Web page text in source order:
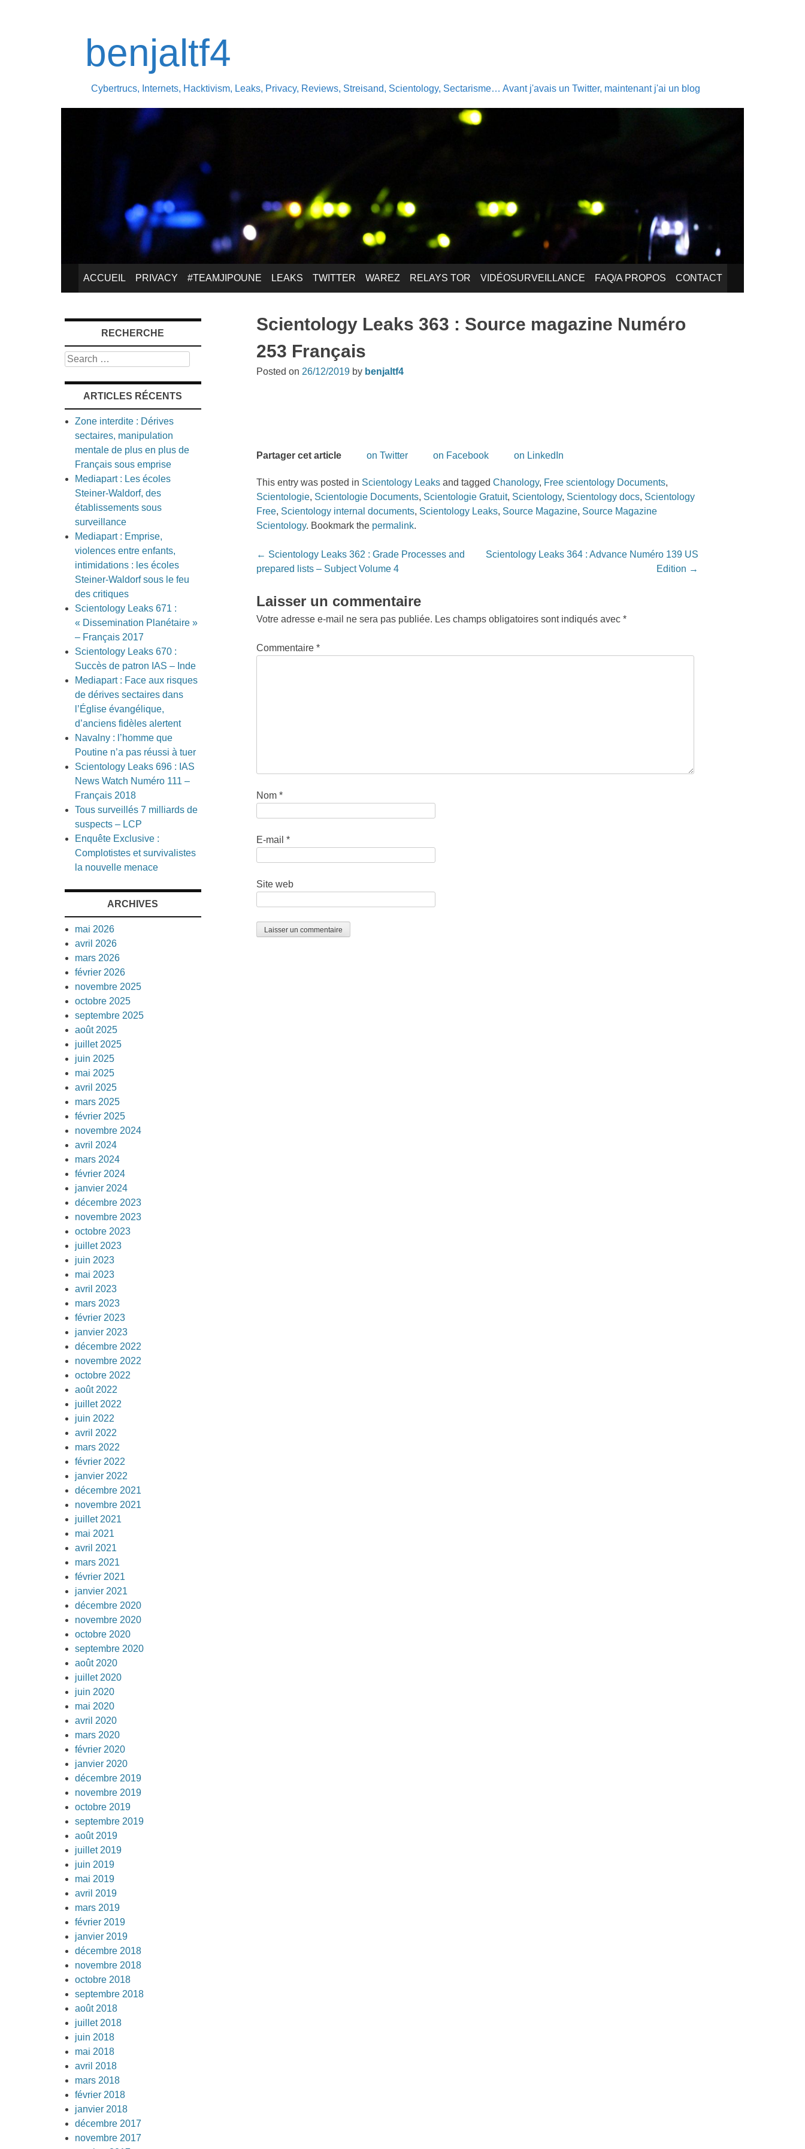
benjaltf4
Cybertrucs, Internets, Hacktivism, Leaks, Privacy, Reviews, Streisand, Scientology, Sectarisme… Avant j'avais un Twitter, maintenant j'ai un blog
SKIP
CONTENT
ACCUEIL PRIVACY #TEAMJIPOUNE LEAKS TWITTER WAREZ RELAYS TOR VIDÉOSURVEILLANCE FAQ/A PROPOS CONTACT
Scientology Leaks 363 : Source magazine Numéro
253 Français
Posted on 26/12/2019 by benjaltf4
Partager cet article on Twitter on Facebook on LinkedIn
This entry was posted in Scientology Leaks and taggedChanology, Free scientology Documents,
Scientologie, Scientologie Documents, Scientologie Gratuit, Scientology, Scientology docs, Scientology
Free, Scientology internal documents, Scientology Leaks, Source Magazine, Source Magazine
Scientology. Bookmark the permalink.
Post
navigation
← Scientology Leaks 362 : Grade Processes and
prepared lists – Subject Volume 4
Scientology Leaks 364 : Advance Numéro 139 US
Edition →
Laisser un commentaire
Votre adresse e-mail ne sera pas publiée. Les champs obligatoires sont indiqués avec*
Commentaire*
Nom*
E-mail*
Site web
RECHERCHE
Search
ARTICLES RÉCENTS
Zone interdite : Dérives
sectaires, manipulation
mentale de plus en plus de
Français sous emprise
Mediapart : Les écoles
Steiner-Waldorf, des
établissements sous
surveillance
Mediapart : Emprise,
violences entre enfants,
intimidations : les écoles
Steiner-Waldorf sous le feu
des critiques
Scientology Leaks 671 :
« Dissemination Planétaire »
– Français 2017
Scientology Leaks 670 :
Succès de patron IAS – Inde
Mediapart : Face aux risques
de dérives sectaires dans
l’Église évangélique,
d’anciens fidèles alertent
Navalny : l’homme que
Poutine n’a pas réussi à tuer
Scientology Leaks 696 : IAS
News Watch Numéro 111 –
Français 2018
Tous surveillés 7 milliards de
suspects – LCP
Enquête Exclusive :
Complotistes et survivalistes
la nouvelle menace
ARCHIVES
mai 2026
avril 2026
mars 2026
février 2026
novembre 2025
octobre 2025
septembre 2025
août 2025
juillet 2025
juin 2025
mai 2025
avril 2025
mars 2025
février 2025
novembre 2024
avril 2024
mars 2024
février 2024
janvier 2024
décembre 2023
novembre 2023
octobre 2023
juillet 2023
juin 2023
mai 2023
avril 2023
mars 2023
février 2023
janvier 2023
décembre 2022
novembre 2022
octobre 2022
août 2022
juillet 2022
juin 2022
avril 2022
mars 2022
février 2022
janvier 2022
décembre 2021
novembre 2021
juillet 2021
mai 2021
avril 2021
mars 2021
février 2021
janvier 2021
décembre 2020
novembre 2020
octobre 2020
septembre 2020
août 2020
juillet 2020
juin 2020
mai 2020
avril 2020
mars 2020
février 2020
janvier 2020
décembre 2019
novembre 2019
octobre 2019
septembre 2019
août 2019
juillet 2019
juin 2019
mai 2019
avril 2019
mars 2019
février 2019
janvier 2019
décembre 2018
novembre 2018
octobre 2018
septembre 2018
août 2018
juillet 2018
juin 2018
mai 2018
avril 2018
mars 2018
février 2018
janvier 2018
décembre 2017
novembre 2017